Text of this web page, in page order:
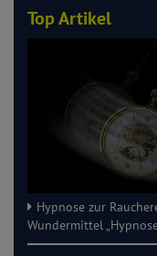
Top Artikel
Hypnose zur
Wundermittel